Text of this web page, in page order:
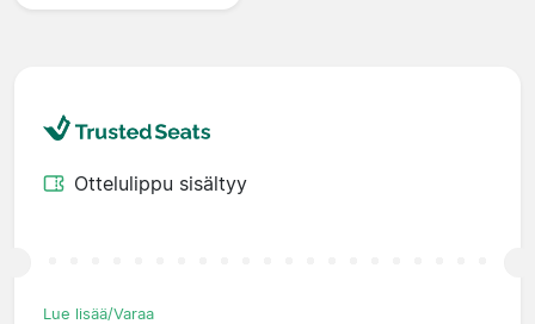
Ottelulippu sisältyy
Lue lisää/Varaa